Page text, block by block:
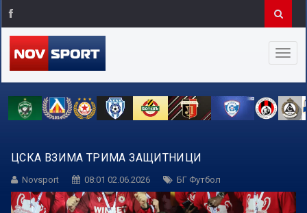
ЦСКА ВЗИМА ТРИМА ЗАЩИТНИЦИ
Novsport 08:01 02.06.2026 БГ Футбол